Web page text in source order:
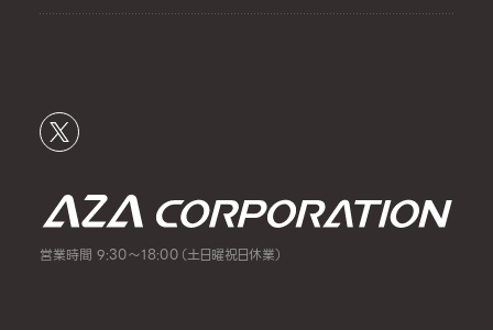
営業時間 9:30～18:00（土日曜祝日休業）